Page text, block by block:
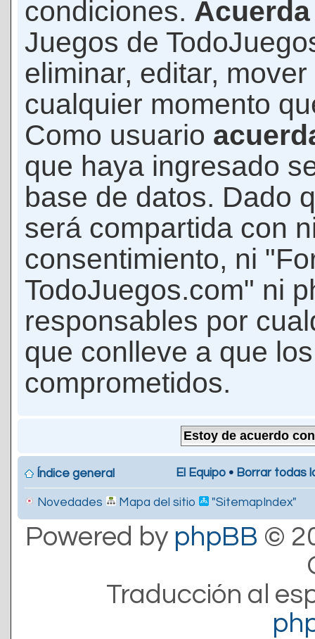
condiciones. Acuerda
Juegos de
eliminar, editar,
cualquier momento
Como usuario
que haya ingresado
base de datos. Dado
será compartida con
consentimiento, ni
TodoJuegos.com" ni
responsables por
que conlleve a que
comprometidos.
Índice general El Equipo • Borrar todas
Novedades Mapa del sitio "SitemapIndex"
Powered by phpBB ©
Traducción al